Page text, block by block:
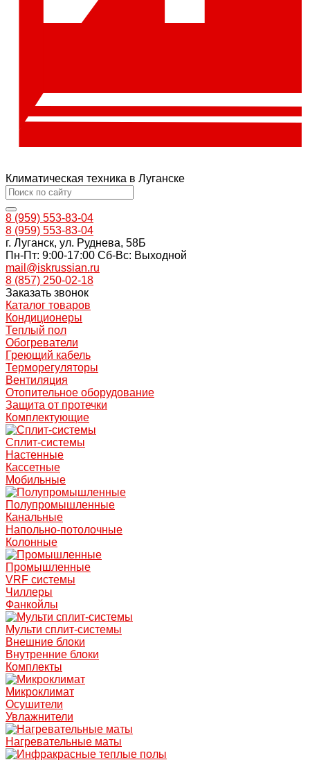
Климатическая техника в Луганске
8 (959) 553-83-04
8 (959) 553-83-04
г. Луганск, ул. Руднева, 58Б
Пн-Пт: 9:00-17:00 Cб-Вс: Выходной
mail@iskrussian.ru
8 (857) 250-02-18
Заказать звонок
Каталог товаров
Кондиционеры
Теплый пол
Обогреватели
Греющий кабель
Терморегуляторы
Вентиляция
Отопительное оборудование
Защита от протечки
Комплектующие
Сплит-системы
Настенные
Кассетные
Мобильные
Полупромышленные
Канальные
Напольно-потолочные
Колонные
Промышленные
VRF системы
Чиллеры
Фанкойлы
Мульти сплит-системы
Внешние блоки
Внутренние блоки
Комплекты
Микроклимат
Осушители
Увлажнители
Нагревательные маты